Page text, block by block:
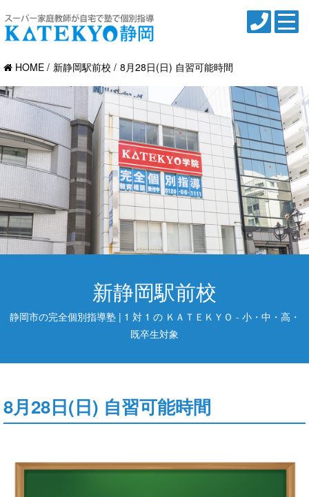
HOME 新静岡駅前校 8月28日(日) 自習可能時間
新静岡駅前校
静岡市の完全個別指導塾 | 1 対 1 の ＫＡＴＥＫＹＯ - 小・中・高・
既卒生対象
8月28日(日) 自習可能時間